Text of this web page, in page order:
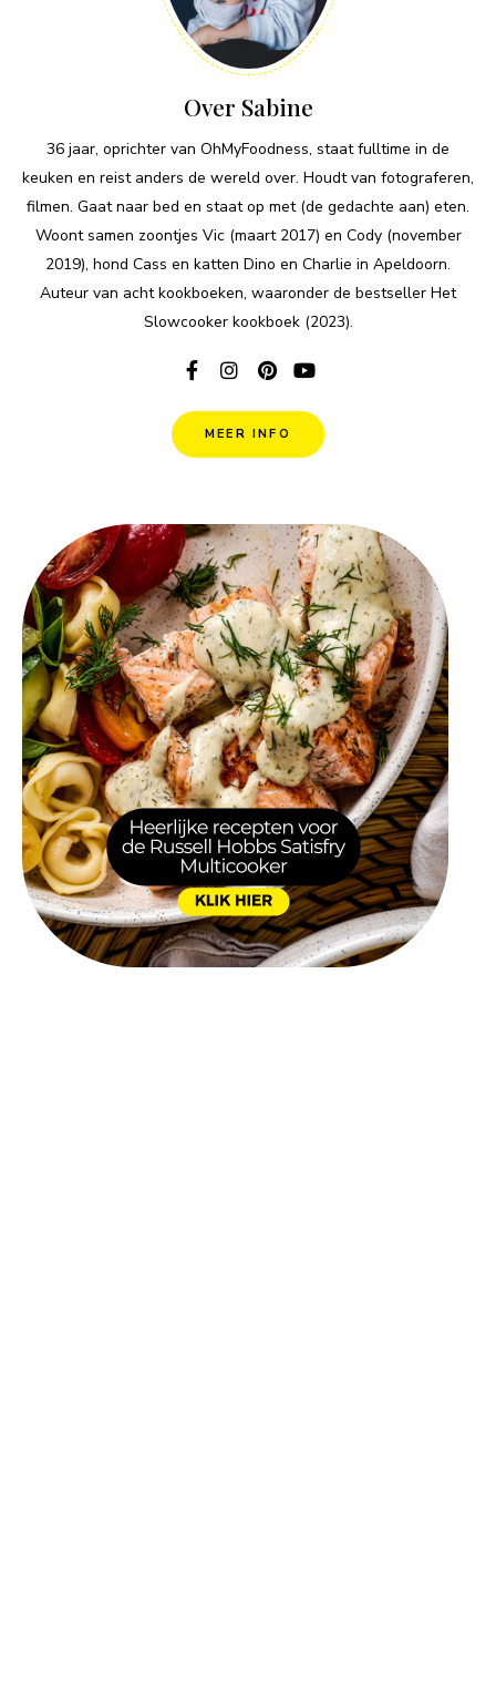
Over Sabine
36 jaar, oprichter van OhMyFoodness, staat fulltime in de
keuken en reist anders de wereld over. Houdt van fotograferen,
filmen. Gaat naar bed en staat op met (de gedachte aan) eten.
Woont samen zoontjes Vic (maart 2017) en Cody (november
2019), hond Cass en katten Dino en Charlie in Apeldoorn.
Auteur van acht kookboeken, waaronder de bestseller Het
Slowcooker kookboek (2023).
MEER INFO